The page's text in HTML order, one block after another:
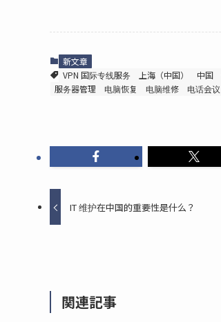
新文章
VPN 国际专线服务
上海（中国） 中国
服务器管理
电脑恢复 电脑维修 电话会议
IT 维护在中国的重要性是什么？
関連記事